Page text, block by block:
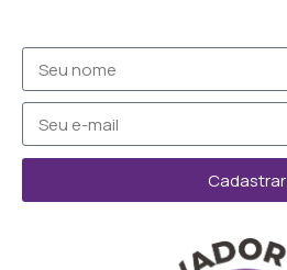
Cadastrar